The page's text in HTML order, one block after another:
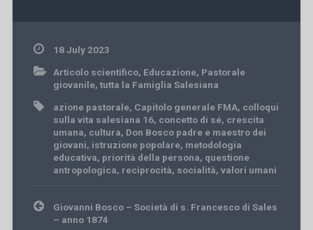
18 July 2023
Articolo scientifico, Educazione, Pastorale
giovanile, tutta la Famiglia Salesiana
azione pastorale, Capitolo generale FMA, colloqui
sulla vita salesiana 16, concetto di sé, crescita
umana, cultura, Don Bosco padre e maestro dei
giovani, istruzione popolare, metodologia
educativa, priorità della persona, questione
antropologica, reciprocità, socialità, valori umani
Post
navigation
Giovanni Bosco – Società di s. Francesco di Sales
– anno 1874